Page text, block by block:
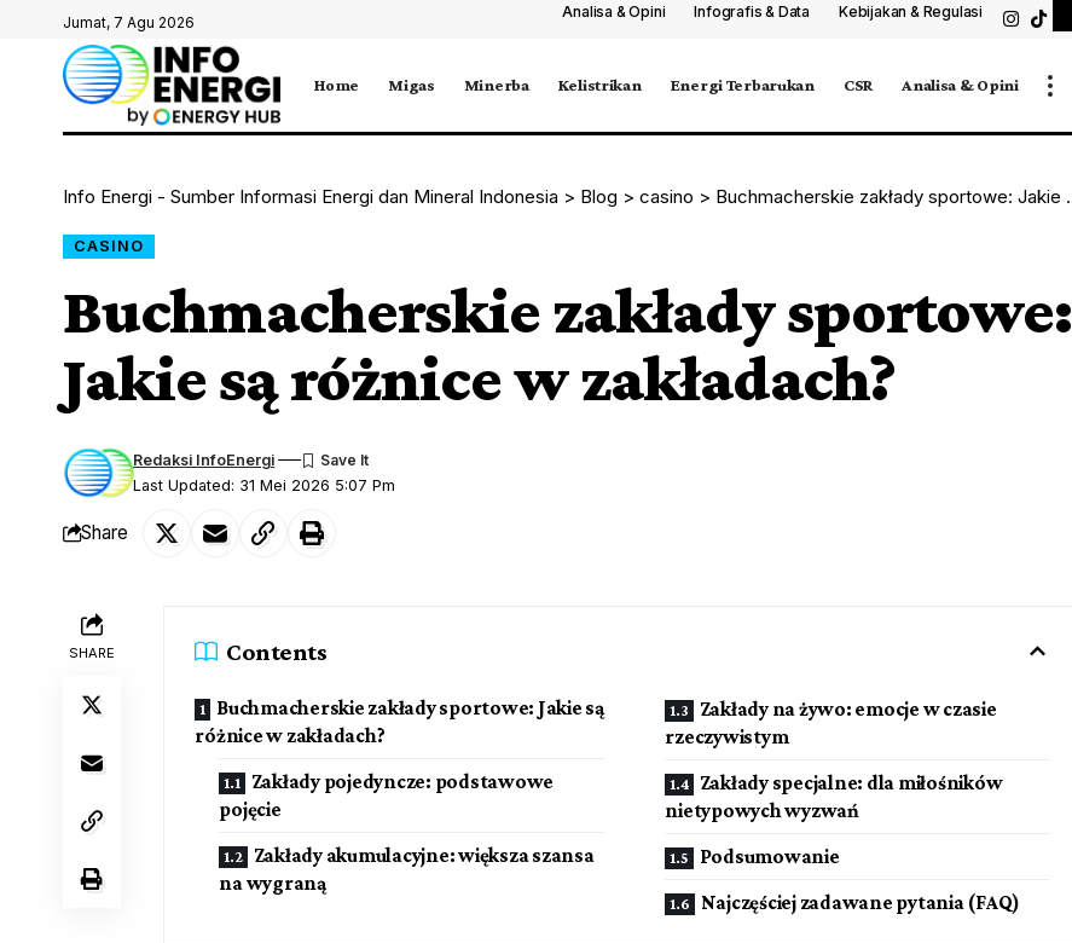
Jumat, 7 Agu 2026
Analisa & Opini Infografis & Data Kebijakan & Regulasi
Home Migas Minerba Kelistrikan Energi Terbarukan CSR Analisa & Opini
Info Energi - Sumber Informasi Energi dan Mineral Indonesia > Blog > casino > Buchmacherskie zakłady sportowe: Jakie są różnice w zakładach?
CASINO
Buchmacherskie zakłady sportowe:
Jakie są różnice w zakładach?
Last Updated: 31 Mei 2026 5:07 Pm
Redaksi InfoEnergi
Share
SHARE Contents
Buchmacherskie zakłady sportowe: Jakie są
różnice w zakładach?
Zakłady pojedyncze: podstawowe
pojęcie
Zakłady akumulacyjne: większa szansa
na wygraną
Zakłady na żywo: emocje w czasie
rzeczywistym
Zakłady specjalne: dla miłośników
nietypowych wyzwań
Podsumowanie
Najczęściej zadawane pytania (FAQ)